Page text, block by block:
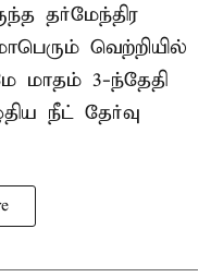
தர்மேந்திர
வெற்றியில்
மாதம் 3-ந்தேதி
நீட் தேர்வு